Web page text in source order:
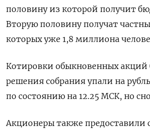
половину из которой получит
Вторую половину получат
которых уже 1,8 миллиона
Котировки обыкновенных акций
решения собрания упали на
по состоянию на 12.25 МСК, но
Акционеры также предоставили